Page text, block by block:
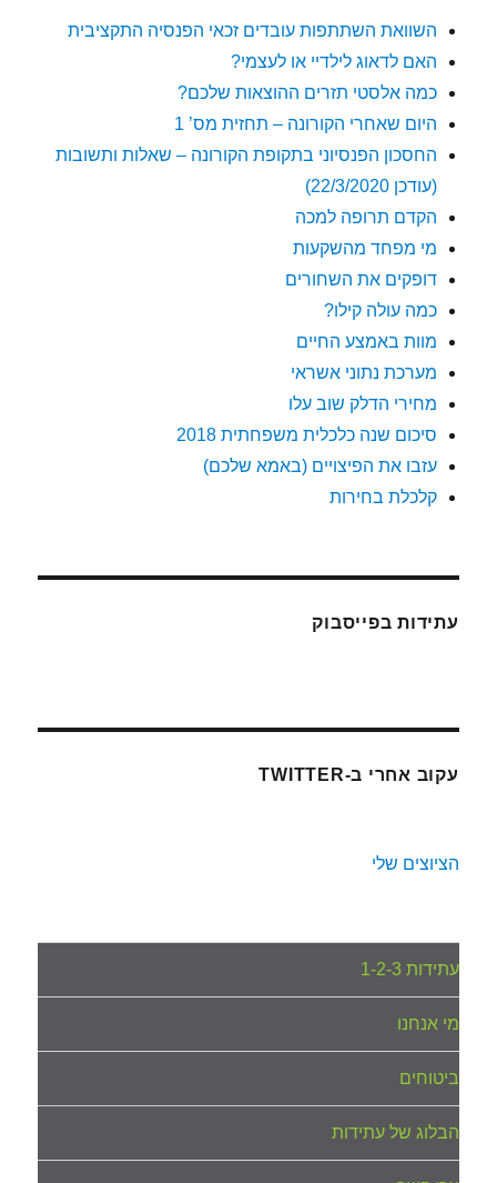
השוואת השתתפות עובדים זכאי הפנסיה התקציבית
האם לדאוג לילדיי או לעצמי?
כמה אלסטי תזרים ההוצאות שלכם?
היום שאחרי הקורונה – תחזית מס’ 1
החסכון הפנסיוני בתקופת הקורונה – שאלות ותשובות
(עודכן 22/3/2020)
הקדם תרופה למכה
מי מפחד מהשקעות
דופקים את השחורים
כמה עולה קילו?
מוות באמצע החיים
מערכת נתוני אשראי
מחירי הדלק שוב עלו
סיכום שנה כלכלית משפחתית 2018
עזבו את הפיצויים (באמא שלכם)
קלכלת בחירות
עתידות בפייסבוק
עקוב אחרי ב-TWITTER
הציוצים שלי
עתידות 1-2-3
מי אנחנו
ביטוחים
הבלוג של עתידות